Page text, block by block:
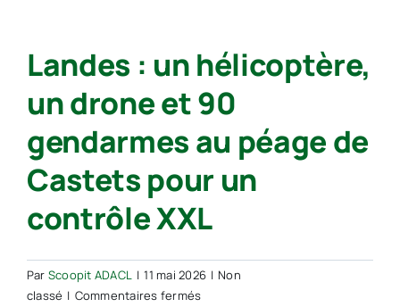
les
visiteurs
prennent
le
temps
d’observer
tous
les
un
nouveau
musée
Landes : un hélicoptère,
un drone et 90
gendarmes au péage de
Castets pour un
contrôle XXL
Par Scoopit ADACL | 11 mai 2026 | Non
classé | Commentaires ferméssur